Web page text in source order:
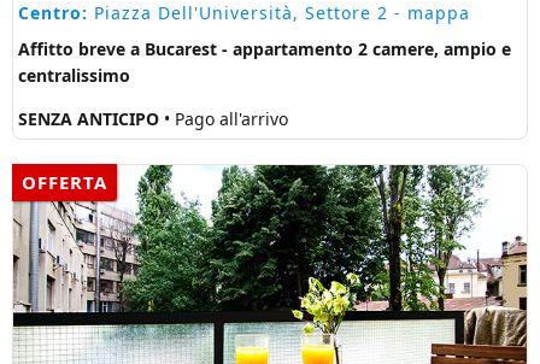
Centro: Piazza Dell'Università, Settore 2 - mappa
Affitto breve a Bucarest - appartamento 2 camere, ampio e
centralissimo
SENZA ANTICIPO • Pago all'arrivo
OFFERTA